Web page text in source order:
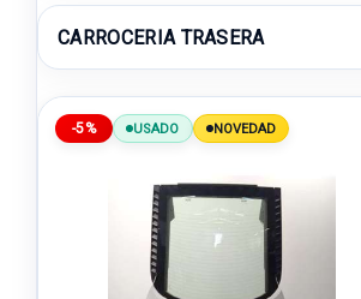
CARROCERIA TRASERA
-5% USADO NOVEDAD